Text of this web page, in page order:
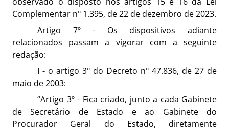
Complementar nº 1.395, de 22 de dezembro de 2023.
Artigo 7º - Os dispositivos adiante
relacionados passam a vigorar com a seguinte
redação:
I - o artigo 3º do Decreto nº 47.836, de 27 de
maio de 2003:
“Artigo 3º - Fica criado, junto a cada Gabinete
de Secretário de Estado e ao Gabinete do
Procurador Geral do Estado, diretamente